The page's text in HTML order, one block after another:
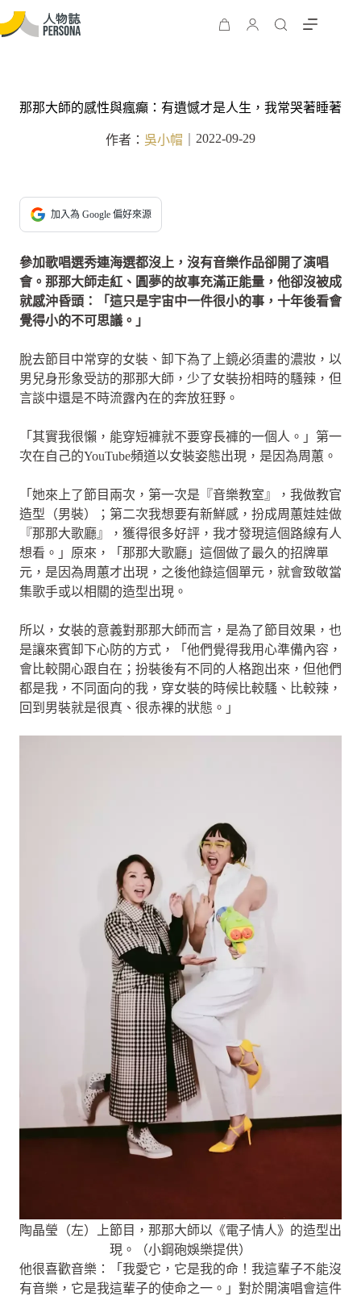
那那大師的感性與瘋癲：有遺憾才是人生，我常哭著睡著
作者： 吳小帽 2022-09-29
加入為 Google 偏好來源
參加歌唱選秀連海選都沒上，沒有音樂作品卻開了演唱
會。那那大師走紅、圓夢的故事充滿正能量，他卻沒被成
就感沖昏頭：「這只是宇宙中一件很小的事，十年後看會
覺得小的不可思議。」
脫去節目中常穿的女裝、卸下為了上鏡必須畫的濃妝，以
男兒身形象受訪的那那大師，少了女裝扮相時的騷辣，但
言談中還是不時流露內在的奔放狂野。
「其實我很懶，能穿短褲就不要穿長褲的一個人。」第一
次在自己的YouTube頻道以女裝姿態出現，是因為周蕙。
「她來上了節目兩次，第一次是『音樂教室』，我做教官
造型（男裝）；第二次我想要有新鮮感，扮成周蕙娃娃做
『那那大歌廳』，獲得很多好評，我才發現這個路線有人
想看。」原來，「那那大歌廳」這個做了最久的招牌單
元，是因為周蕙才出現，之後他錄這個單元，就會致敬當
集歌手或以相關的造型出現。
所以，女裝的意義對那那大師而言，是為了節目效果，也
是讓來賓卸下心防的方式，「他們覺得我用心準備內容，
會比較開心跟自在；扮裝後有不同的人格跑出來，但他們
都是我，不同面向的我，穿女裝的時候比較騷、比較辣，
回到男裝就是很真、很赤裸的狀態。」
陶晶瑩（左）上節目，那那大師以《電子情人》的造型出
現。（小鋼砲娛樂提供）
他很喜歡音樂：「我愛它，它是我的命！我這輩子不能沒
有音樂，它是我這輩子的使命之一。」對於開演唱會這件